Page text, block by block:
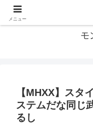
モ
【MHXX】スタ
ステムだな同じ
るし
メニュー